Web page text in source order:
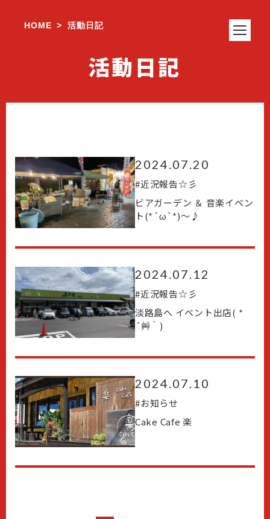
HOME > 活動日記
活動日記
2024.07.20
#近況報告☆彡
ビアガーデン ＆ 音楽イベン
ト(*´ω`*)～♪
2024.07.12
#近況報告☆彡
淡路島へ イベント出店( *
´艸｀)
2024.07.10
#お知らせ
Cake Cafe 楽